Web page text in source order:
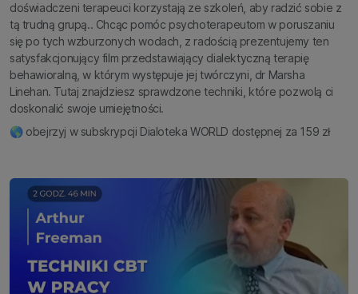
doświadczeni terapeuci korzystają ze szkoleń, aby radzić sobie z
tą trudną grupą.. Chcąc pomóc psychoterapeutom w poruszaniu
się po tych wzburzonych wodach, z radością prezentujemy ten
satysfakcjonujący film przedstawiający dialektyczną terapię
behawioralną, w którym występuje jej twórczyni, dr Marsha
Linehan. Tutaj znajdziesz sprawdzone techniki, które pozwolą ci
doskonalić swoje umiejętności.
🌎 obejrzyj w subskrypcji Dialoteka WORLD dostępnej za 159 zł